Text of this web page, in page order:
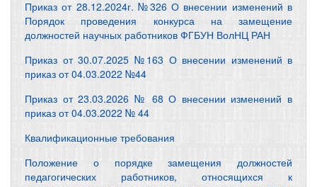
Приказ от 28.12.2024г. №326 О внесении изменений в
Порядок проведения конкурса на замещение
должностей научных работников ФГБУН ВолНЦ РАН
Приказ от 30.07.2025 №163 О внесении изменений в
приказ от 04.03.2022 №44
Приказ от 23.03.2026 № 68 О внесении изменений в
приказ от 04.03.2022 № 44
Квалификационные требования
Положение о порядке замещения должностей
педагогических работников, относящихся к